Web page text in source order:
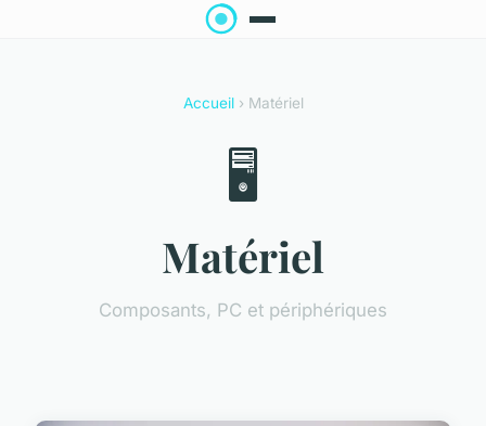
Accueil› Matériel
🖥️
Matériel
Composants, PC et périphériques